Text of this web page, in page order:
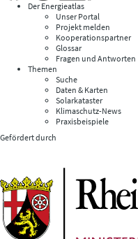
Der Energieatlas
Unser Portal
Projekt melden
Kooperationspartner
Glossar
Fragen und Antworten
Themen
Suche
Daten & Karten
Solarkataster
Klimaschutz-News
Praxisbeispiele
Gefördert durch